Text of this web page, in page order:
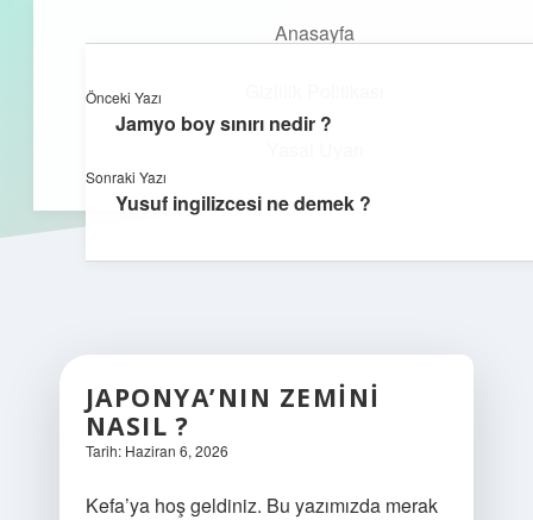
Anasayfa
aç
JAPONYA’NIN ZEMINI
NASIL ?
Tarih: Haziran 6, 2026
Kefa’ya hoş geldiniz. Bu yazımızda merak
Önceki Yazı
Jamyo boy sınırı nedir ?
Sonraki Yazı
Yusuf ingilizcesi ne demek ?